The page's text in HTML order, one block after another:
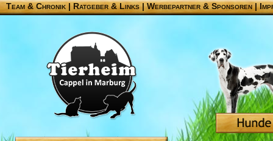
Team & Chronik |Ratgeber & Links|Werbepartner & Sponsoren|